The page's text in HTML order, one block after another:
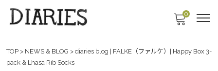
0
TOP > NEWS & BLOG > diaries blog | FALKE（ファルケ）| Happy Box 3-
pack & Lhasa Rib Socks